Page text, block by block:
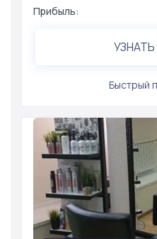
Прибыль:
Быстрый